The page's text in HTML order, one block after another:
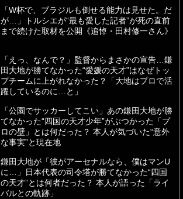
「W杯で、ブラジルも倒せる能力は見せた。だ
が…」トルシエが“最も愛した記者”が死の直前
まで続けた取材を公開《追悼・田村修一さん》
「えっ、なんで？」監督からまさかの宣告…鎌
田大地が勝てなかった“愛媛の天才”はなぜトッ
プチームに上がれなかった？「大地はプロで活
躍しているのに…と」
「公園でサッカーしてこい」あの鎌田大地が勝
てなかった“四国の天才少年”がぶつかった「プ
ロの壁」とは何だった？ 本人が気づいた“意外
な事実”と現在地
鎌田大地が「彼がアーセナルなら、僕はマンU
に…」日本代表の司令塔が勝てなかった“四国
の天才”とは何者だった？ 本人が語った「ライ
バルとの軌跡」